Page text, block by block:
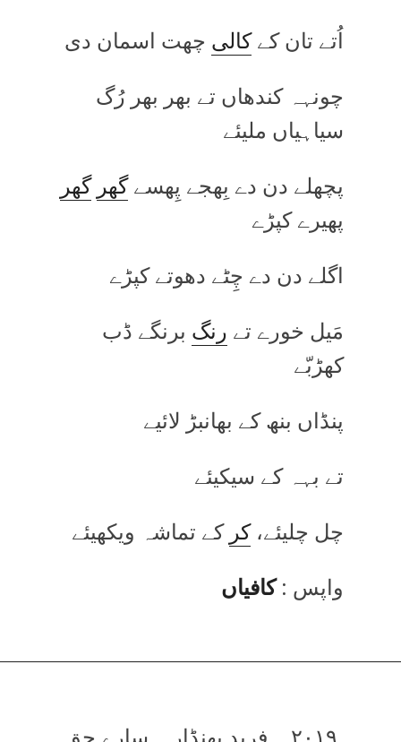
اُتے تان کےکالی چھت اسمان دی
چونہہ کندھاں تے بھر بھر رُگ
سیاہیاں ملیئے
پچھلے دن دے بِھجے پِھسےگھر گھر
پھیرے کپڑے
اگلے دن دے چِٹے دھوتے کپڑے
مَیل خورے تے رنگ برنگے ڈب
کھڑبّے
پنڈاں بنھ کے بھانبڑ لائیے
تے بہہ کے سیکیئے
چل چلیئے،کر کے تماشہ ویکھیئے
واپس :کافیاں